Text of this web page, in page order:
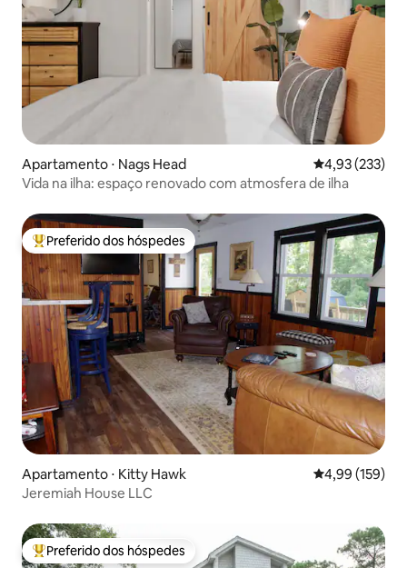
Apartamento ⋅ Nags Head 4,93 de uma
4,93 (233)
Vida na ilha: espaço renovado com atmosfera de ilha
Entre os melhores preferidos dos hóspedes
Preferido dos hóspedes
Apartamento ⋅ Kitty Hawk 4,99 de uma
4,99 (159)
Jeremiah House LLC
Entre os melhores preferidos dos hóspedes
Preferido dos hóspedes